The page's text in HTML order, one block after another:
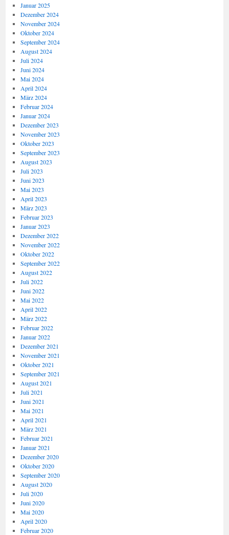
Januar 2025
Dezember 2024
November 2024
Oktober 2024
September 2024
August 2024
Juli 2024
Juni 2024
Mai 2024
April 2024
März 2024
Februar 2024
Januar 2024
Dezember 2023
November 2023
Oktober 2023
September 2023
August 2023
Juli 2023
Juni 2023
Mai 2023
April 2023
März 2023
Februar 2023
Januar 2023
Dezember 2022
November 2022
Oktober 2022
September 2022
August 2022
Juli 2022
Juni 2022
Mai 2022
April 2022
März 2022
Februar 2022
Januar 2022
Dezember 2021
November 2021
Oktober 2021
September 2021
August 2021
Juli 2021
Juni 2021
Mai 2021
April 2021
März 2021
Februar 2021
Januar 2021
Dezember 2020
Oktober 2020
September 2020
August 2020
Juli 2020
Juni 2020
Mai 2020
April 2020
Februar 2020